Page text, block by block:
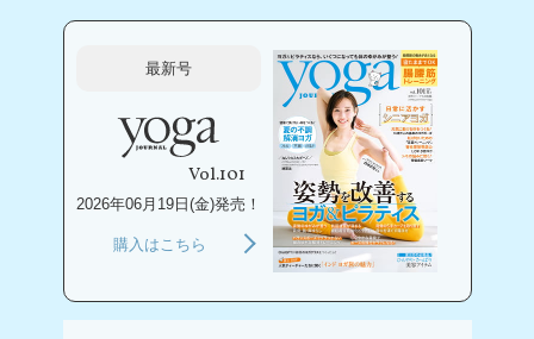
最新号
Vol.101
2026年06月19日(金)発売！
購入はこちら